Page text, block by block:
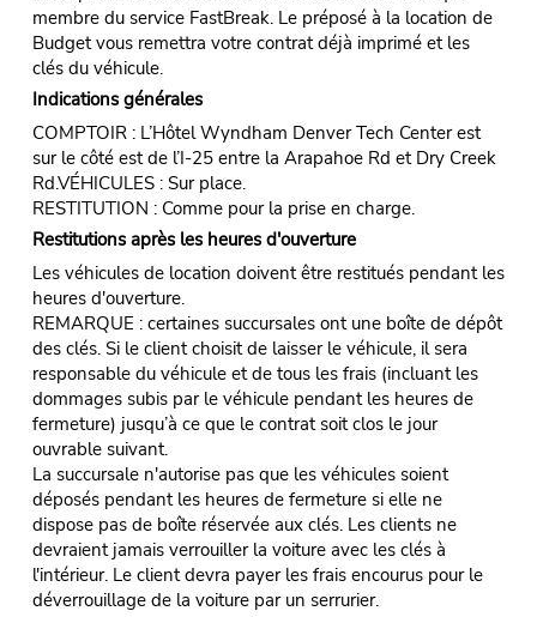
membre du service FastBreak. Le préposé à la location de
Budget vous remettra votre contrat déjà imprimé et les
clés du véhicule.
Indications générales
COMPTOIR : L’Hôtel Wyndham Denver Tech Center est
sur le côté est de l’I-25 entre la Arapahoe Rd et Dry Creek
Rd.VÉHICULES : Sur place.
RESTITUTION : Comme pour la prise en charge.
Restitutions après les heures d'ouverture
Les véhicules de location doivent être restitués pendant les
heures d'ouverture.
REMARQUE : certaines succursales ont une boîte de dépôt
des clés. Si le client choisit de laisser le véhicule, il sera
responsable du véhicule et de tous les frais (incluant les
dommages subis par le véhicule pendant les heures de
fermeture) jusqu’à ce que le contrat soit clos le jour
ouvrable suivant.
La succursale n'autorise pas que les véhicules soient
déposés pendant les heures de fermeture si elle ne
dispose pas de boîte réservée aux clés. Les clients ne
devraient jamais verrouiller la voiture avec les clés à
l'intérieur. Le client devra payer les frais encourus pour le
déverrouillage de la voiture par un serrurier.